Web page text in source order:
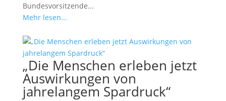
Bundesvorsitzende...
Mehr lesen...
„Die Menschen erleben jetzt
Auswirkungen von
jahrelangem Spardruck“